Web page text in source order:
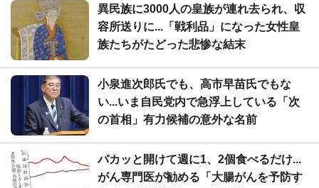
異民族に3000人の皇族が連れ去られ、収
容所送りに...「戦利品」になった女性皇
族たちがたどった悲惨な結末
小泉進次郎氏でも、高市早苗氏でもな
い...いま自民党内で急浮上している「次
の首相」有力候補の意外な名前
パカッと開けて週に1、2個食べるだけ...
がん専門医が勧める「大腸がんを予防す